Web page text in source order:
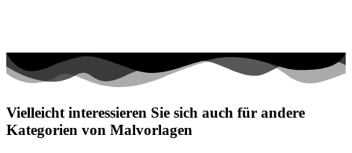
Vielleicht interessieren Sie sich auch für andere
Kategorien von Malvorlagen